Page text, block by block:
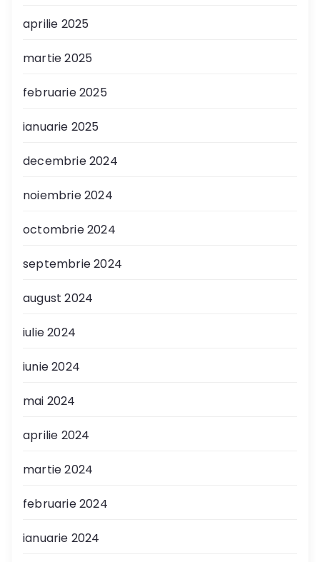
aprilie 2025
martie 2025
februarie 2025
ianuarie 2025
decembrie 2024
noiembrie 2024
octombrie 2024
septembrie 2024
august 2024
iulie 2024
iunie 2024
mai 2024
aprilie 2024
martie 2024
februarie 2024
ianuarie 2024